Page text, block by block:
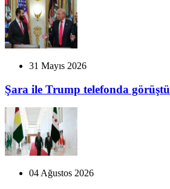
31 Mayıs 2026
Şara ile Trump telefonda görüştü
04 Ağustos 2026